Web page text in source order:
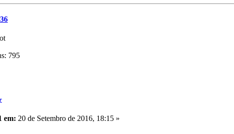
795
em: 20 de Setembro de 2016, 18:15 »